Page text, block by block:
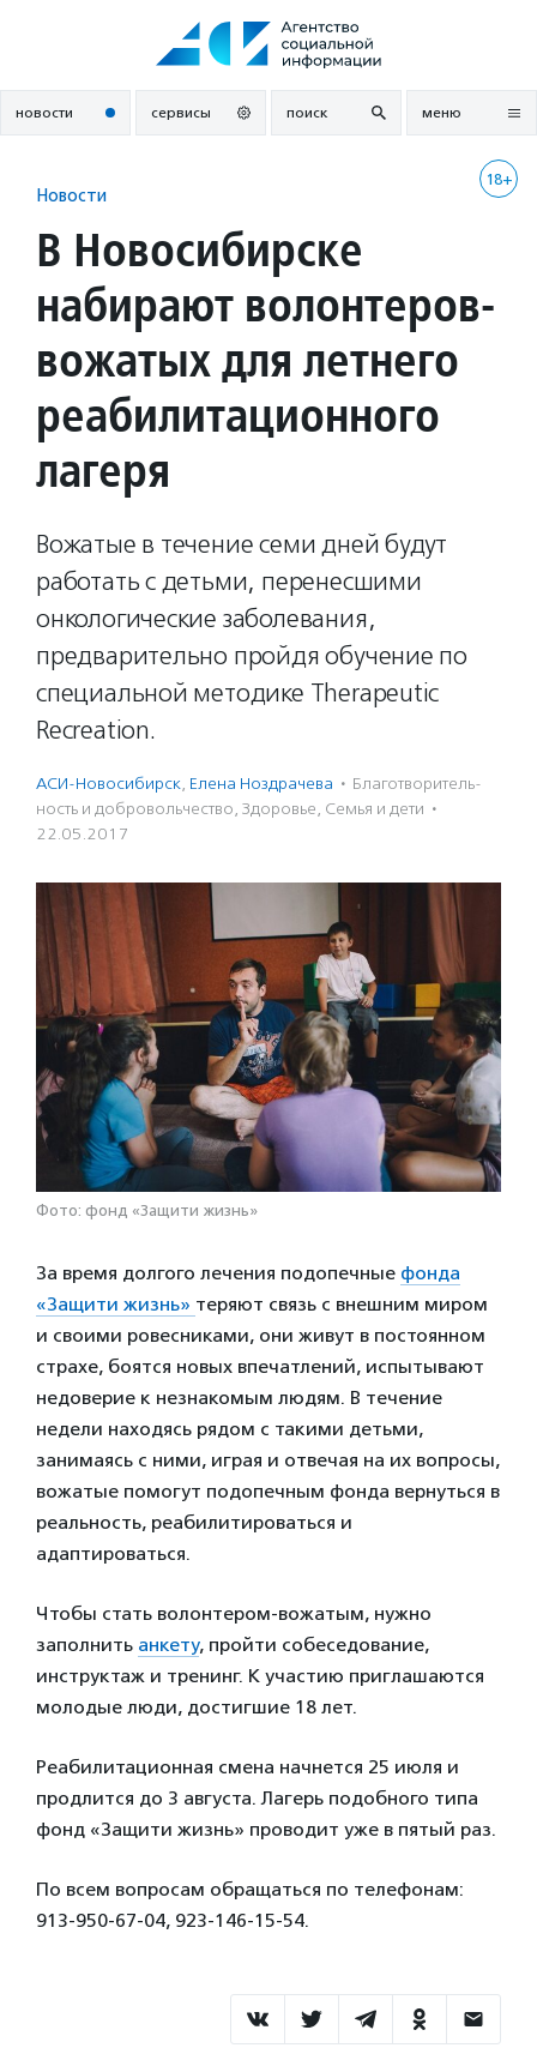
новости сервисы поиск меню
18+
Новости
В Новосибирске
набирают волонтеров-
вожатых для летнего
реабилитационного
лагеря
Вожатые в течение семи дней будут
работать с детьми, перенесшими
онкологические заболевания,
предварительно пройдя обучение по
специальной методике Therapeutic
Recreation.
АСИ-Новосибирск, Елена Ноздрачева · Благотвори­тель­
ность и доброволь­чест­во, Здоровье, Семья и дети ·
22.05.2017
Фото: фонд «Защити жизнь»
За время долгого лечения подопечные фонда
«Защити жизнь» теряют связь с внешним миром
и своими ровесниками, они живут в постоянном
страхе, боятся новых впечатлений, испытывают
недоверие к незнакомым людям. В течение
недели находясь рядом с такими детьми,
занимаясь с ними, играя и отвечая на их вопросы,
вожатые помогут подопечным фонда вернуться в
реальность, реабилитироваться и
адаптироваться.
Чтобы стать волонтером-вожатым, нужно
заполнить анкету, пройти собеседование,
инструктаж и тренинг. К участию приглашаются
молодые люди, достигшие 18 лет.
Реабилитационная смена начнется 25 июля и
продлится до 3 августа. Лагерь подобного типа
фонд «Защити жизнь» проводит уже в пятый раз.
По всем вопросам обращаться по телефонам:
913-950-67-04, 923-146-15-54.